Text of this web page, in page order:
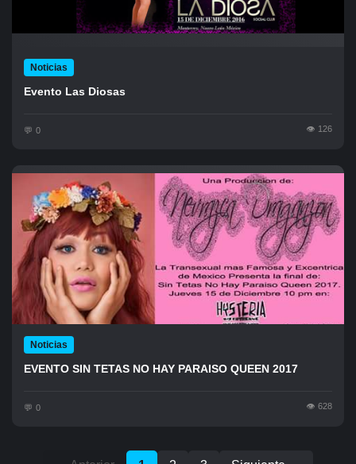
Noticias
Evento Las Diosas
0 126
Noticias
EVENTO SIN TETAS NO HAY PARAISO QUEEN 2017
0 628